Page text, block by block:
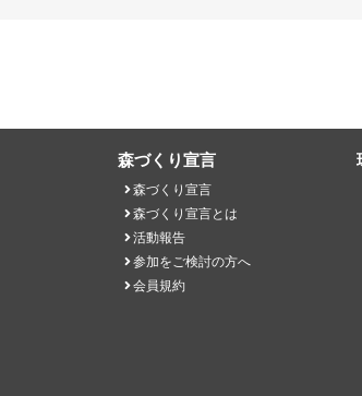
森づくり宣言
森づくり宣言
森づくり宣言とは
活動報告
参加をご検討の方へ
会員規約